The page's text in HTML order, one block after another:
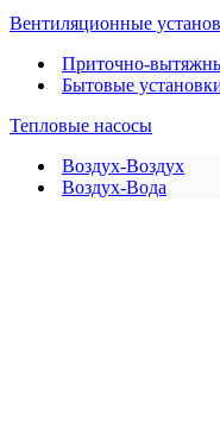
Вентиляционные
Приточно-
Бытовые
Тепловые насосы
Воздух-Воздух
Воздух-Вода